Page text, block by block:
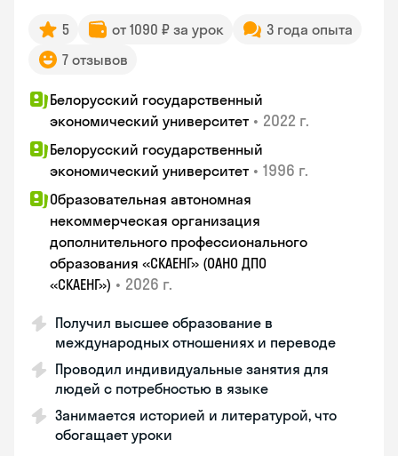
5 от 1090 ₽ за урок
3 года опыта
7 отзывов
Белорусский государственный
экономический университет • 2022 г.
Белорусский государственный
экономический университет • 1996 г.
Образовательная автономная
некоммерческая организация
дополнительного профессионального
образования «СКАЕНГ» (ОАНО ДПО
«СКАЕНГ») • 2026 г.
Получил высшее образование в
международных отношениях и переводе
Проводил индивидуальные занятия для
людей с потребностью в языке
Занимается историей и литературой, что
обогащает уроки